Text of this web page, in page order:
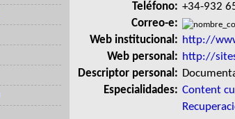
Teléfono: +34-932
Correo-e:
Web institucional: http://
Web personal: http://
Descriptor personal:
Especialidades: Content